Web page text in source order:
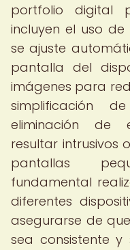
portfolio digital
incluyen el uso de
se ajuste
pantalla del
imágenes para
simplificación
eliminación de
resultar intrusivos
pantallas
fundamental
diferentes
asegurarse de
sea consistente